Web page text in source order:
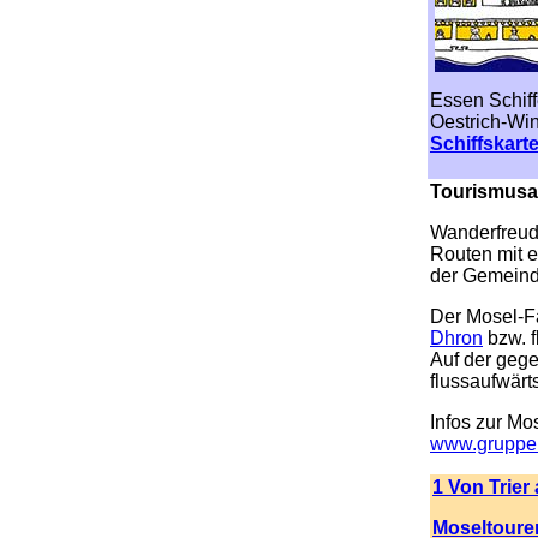
Essen
Oestrich-
Routen mit
der
Der Mosel-
Dhron bzw.
Auf der
Infos zur
1 Von